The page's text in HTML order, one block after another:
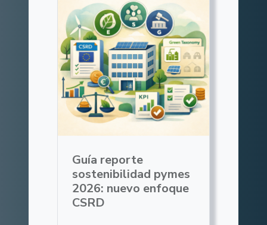
Guía reporte
sostenibilidad pymes
2026: nuevo enfoque
CSRD